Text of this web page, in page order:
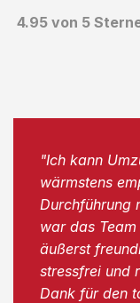
4.95 von 5
"Ich kann
wärmstens
Durchführung
war das
äußerst
stressfrei und
Dank für den